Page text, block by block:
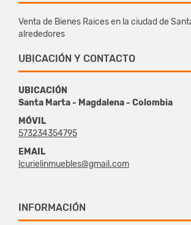
Venta de Bienes Raices en la ciudad de
alrededores
UBICACIÓN Y CONTACTO
UBICACIÓN
Santa Marta - Magdalena - Colombia
MÓVIL
573234354795
EMAIL
lcurielinmuebles@gmail.com
INFORMACIÓN